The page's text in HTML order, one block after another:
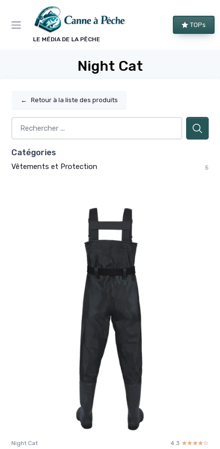
LE MÉDIA DE LA PÊCHE
TOPs
Night Cat
← Retour à la liste des produits
Catégories
Vêtements et Protection 5
Night Cat 4.3 ☆☆☆☆☆
★★★★★
Panneau de gestion des cookies